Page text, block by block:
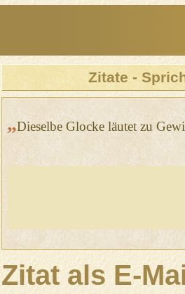
Zitate -
„Dieselbe Glocke läutet zu
Zitat als E-